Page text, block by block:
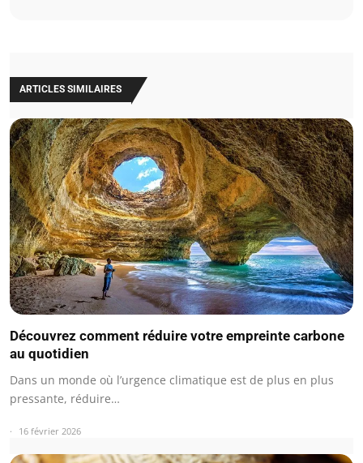
ARTICLES SIMILAIRES
Découvrez comment réduire votre empreinte carbone
au quotidien
Dans un monde où l’urgence climatique est de plus en plus
pressante, réduire…
16 février 2026